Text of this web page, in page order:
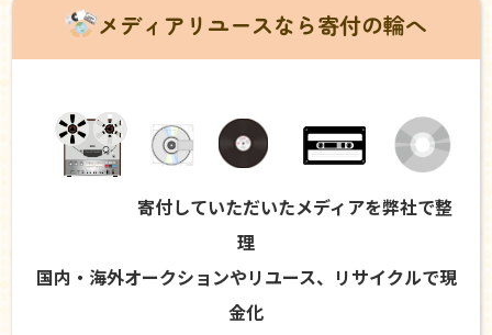
メディアリユースなら寄付の輪へ
寄付していただいたメディアを弊社で整
理
国内・海外オークションやリユース、リサイクルで現
金化